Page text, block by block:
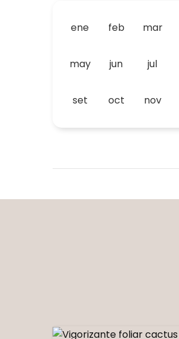
ene feb mar
may jun jul
set oct nov